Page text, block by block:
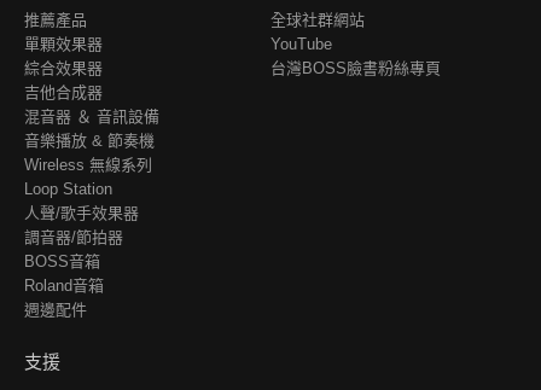
推薦產品
單顆效果器
綜合效果器
吉他合成器
混音器 ＆ 音訊設備
音樂播放 & 節奏機
Wireless 無線系列
Loop Station
人聲/歌手效果器
調音器/節拍器
BOSS音箱
Roland音箱
週邊配件
全球社群網站
YouTube
台灣BOSS臉書粉絲專頁
支援